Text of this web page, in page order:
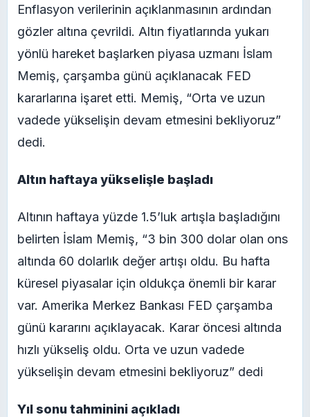
Enflasyon verilerinin açıklanmasının ardından
gözler altına çevrildi. Altın fiyatlarında yukarı
yönlü hareket başlarken piyasa uzmanı İslam
Memiş, çarşamba günü açıklanacak FED
kararlarına işaret etti. Memiş, “Orta ve uzun
vadede yükselişin devam etmesini bekliyoruz”
dedi.
Altın haftaya yükselişle başladı
Altının haftaya yüzde 1.5’luk artışla başladığını
belirten İslam Memiş, “3 bin 300 dolar olan ons
altında 60 dolarlık değer artışı oldu. Bu hafta
küresel piyasalar için oldukça önemli bir karar
var. Amerika Merkez Bankası FED çarşamba
günü kararını açıklayacak. Karar öncesi altında
hızlı yükseliş oldu. Orta ve uzun vadede
yükselişin devam etmesini bekliyoruz” dedi
Yıl sonu tahminini açıkladı